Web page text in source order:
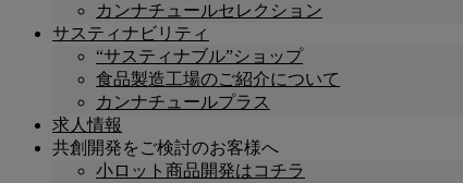
カンナチュールセレクション
サスティナビリティ
“サスティナブル”ショップ
食品製造工場のご紹介について
カンナチュールプラス
求人情報
共創開発をご検討のお客様へ
小ロット商品開発はコチラ